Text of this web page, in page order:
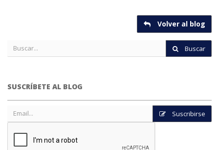
Volver al blog
Buscar
SUSCRÍBETE AL BLOG
Suscribirse